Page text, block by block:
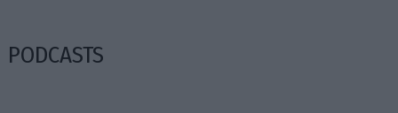
PODCASTS